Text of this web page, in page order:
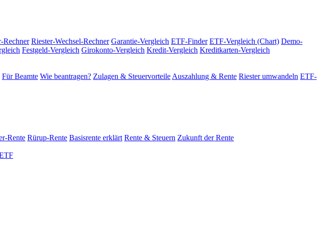
Rechner Riester-Wechsel-Rechner Garantie-Vergleich ETF-Finder ETF-Vergleich (Chart) Demo-
Festgeld-Vergleich Girokonto-Vergleich Kredit-Vergleich Kreditkarten-Vergleich
Für Beamte Wie beantragen? Zulagen & Steuervorteile Auszahlung & Rente Riester umwandeln ETF-
Rente Rürup-Rente Basisrente erklärt Rente & Steuern Zukunft der Rente